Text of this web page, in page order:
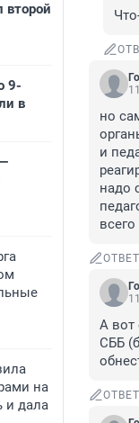
второй
9-
в
на
и дала
но
и
надо
А вот
СББ